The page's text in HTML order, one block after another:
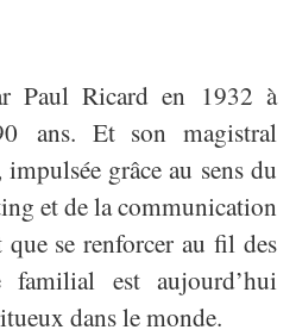
Paul Ricard en 1932 à
ans. Et son magistral
impulsée grâce au sens du
et de la communication
se renforcer au fil des
est aujourd’hui
dans le monde.